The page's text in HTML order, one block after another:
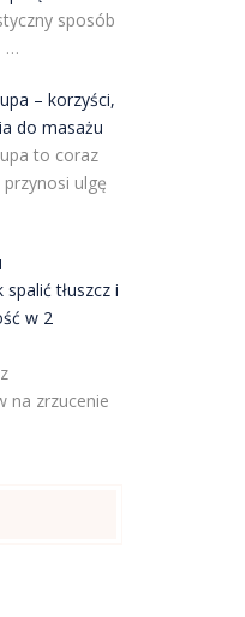
sposób
…
– korzyści,
do masażu
to coraz
ulgę
spalić tłuszcz i
w 2
na zrzucenie